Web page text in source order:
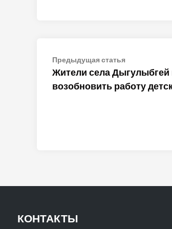
Навигация
по
записям
Предыдущая статьяПредыдущая
статья:
Жители села Дыгулыбгей
возобновить работу
КОНТАКТЫ